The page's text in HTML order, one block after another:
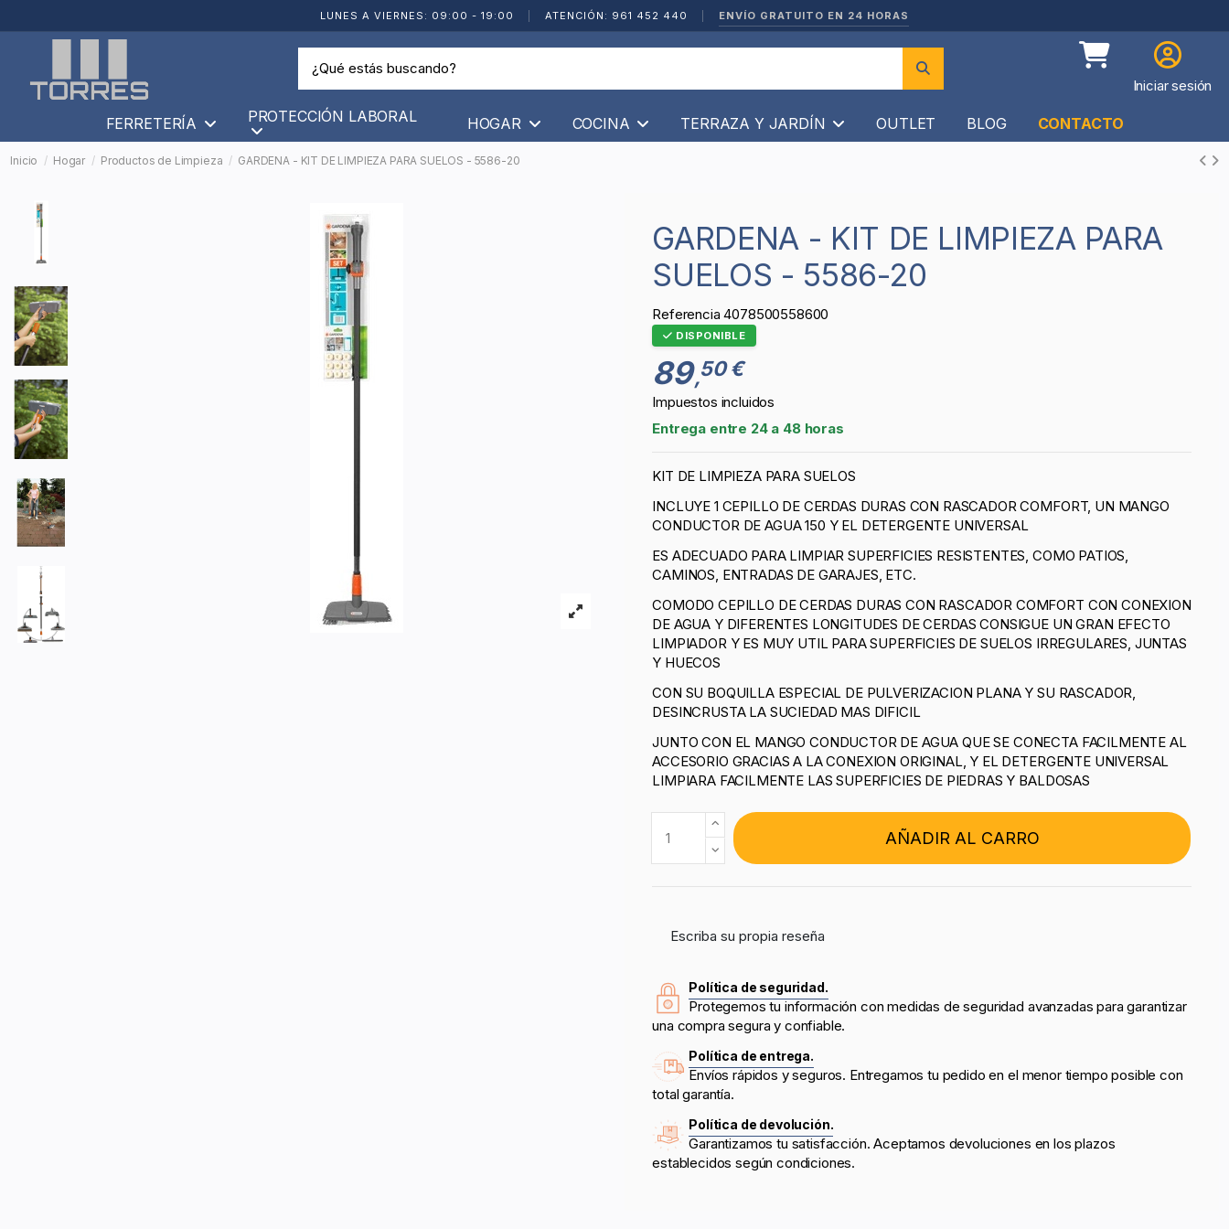
LUNES A VIERNES: 09:00 - 19:00 ATENCIÓN: 961 452 440 ENVÍO GRATUITO EN 24 HORAS
Iniciar sesión
FERRETERÍA PROTECCIÓN LABORAL HOGAR COCINA TERRAZA Y JARDÍN OUTLET BLOG CONTACTO
Inicio Hogar Productos de Limpieza GARDENA - KIT DE LIMPIEZA PARA SUELOS - 5586-20
GARDENA - KIT DE LIMPIEZA PARA
SUELOS - 5586-20
Referencia 4078500558600
DISPONIBLE
89,50 €
Impuestos incluidos
Entrega entre 24 a 48 horas
KIT DE LIMPIEZA PARA SUELOS
INCLUYE 1 CEPILLO DE CERDAS DURAS CON RASCADOR COMFORT, UN MANGO
CONDUCTOR DE AGUA 150 Y EL DETERGENTE UNIVERSAL
ES ADECUADO PARA LIMPIAR SUPERFICIES RESISTENTES, COMO PATIOS,
CAMINOS, ENTRADAS DE GARAJES, ETC.
COMODO CEPILLO DE CERDAS DURAS CON RASCADOR COMFORT CON CONEXION
DE AGUA Y DIFERENTES LONGITUDES DE CERDAS CONSIGUE UN GRAN EFECTO
LIMPIADOR Y ES MUY UTIL PARA SUPERFICIES DE SUELOS IRREGULARES, JUNTAS
Y HUECOS
CON SU BOQUILLA ESPECIAL DE PULVERIZACION PLANA Y SU RASCADOR,
DESINCRUSTA LA SUCIEDAD MAS DIFICIL
JUNTO CON EL MANGO CONDUCTOR DE AGUA QUE SE CONECTA FACILMENTE AL
ACCESORIO GRACIAS A LA CONEXION ORIGINAL, Y EL DETERGENTE UNIVERSAL
LIMPIARA FACILMENTE LAS SUPERFICIES DE PIEDRAS Y BALDOSAS
AÑADIR AL CARRO
Escriba su propia reseña
Política de seguridad.
Protegemos tu información con medidas de seguridad avanzadas para garantizar
una compra segura y confiable.
Política de entrega.
Envíos rápidos y seguros. Entregamos tu pedido en el menor tiempo posible con
total garantía.
Política de devolución.
Garantizamos tu satisfacción. Aceptamos devoluciones en los plazos
establecidos según condiciones.